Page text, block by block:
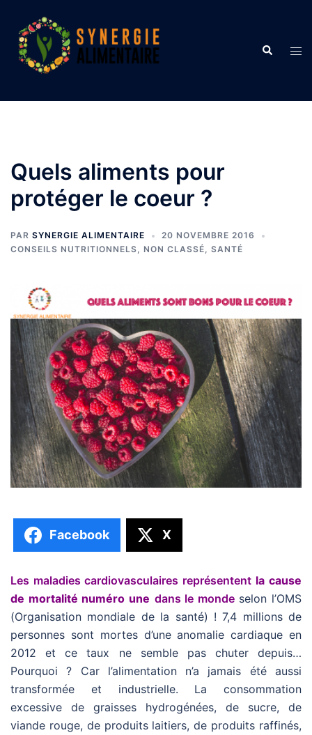
contenu
Quels aliments pour
protéger le coeur ?
PAR SYNERGIE ALIMENTAIRE
20 NOVEMBRE 2016
CONSEILS NUTRITIONNELS, NON CLASSÉ, SANTÉ
Facebook X
Les maladies cardiovasculaires représentent la cause
de mortalité numéro une dans le mondeselon l’OMS
(Organisation mondiale de la santé) ! 7,4 millions de
personnes sont mortes d’une anomalie cardiaque en
2012 et ce taux ne semble pas chuter depuis…
Pourquoi ? Car l’alimentation n’a jamais été aussi
transformée et industrielle. La consommation
excessive de graisses hydrogénées, de sucre, de
viande rouge, de produits laitiers, de produits raffinés,